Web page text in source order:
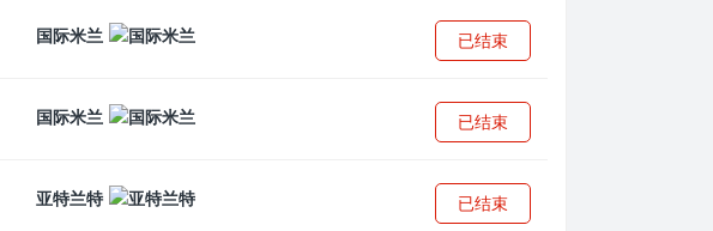
国际米兰 已结束
国际米兰 已结束
亚特兰特 已结束